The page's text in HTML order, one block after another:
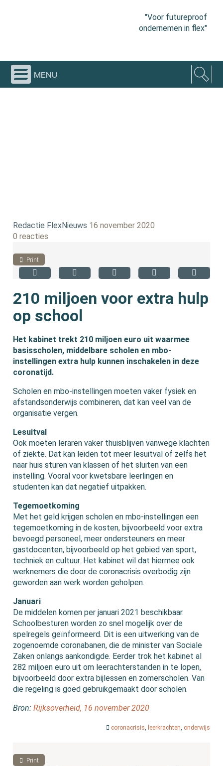
"Voor futureproof
ondernemen in flex"
menu
Redactie FlexNieuws 16 november 2020
0 reacties
Print
210 miljoen voor extra hulp
op school
Het kabinet trekt 210 miljoen euro uit waarmee
basisscholen, middelbare scholen en mbo-
instellingen extra hulp kunnen inschakelen in deze
coronatijd.
Scholen en mbo-instellingen moeten vaker fysiek en
afstandsonderwijs combineren, dat kan veel van de
organisatie vergen.
Lesuitval
Ook moeten leraren vaker thuisblijven vanwege klachten
of ziekte. Dat kan leiden tot meer lesuitval of zelfs het
naar huis sturen van klassen of het sluiten van een
instelling. Vooral voor kwetsbare leerlingen en
studenten kan dat negatief uitpakken.
Tegemoetkoming
Met het geld krijgen scholen en mbo-instellingen een
tegemoetkoming in de kosten, bijvoorbeeld voor extra
bevoegd personeel, meer ondersteuners en meer
gastdocenten, bijvoorbeeld op het gebied van sport,
techniek en cultuur. Het kabinet wil dat hiermee ook
werknemers die door de coronacrisis overbodig zijn
geworden aan werk worden geholpen.
Januari
De middelen komen per januari 2021 beschikbaar.
Schoolbesturen worden zo snel mogelijk over de
spelregels geïnformeerd. Dit is een uitwerking van de
zogenoemde coronabanen, die de minister van Sociale
Zaken onlangs aankondigde. Eerder trok het kabinet al
282 miljoen euro uit om leerachterstanden in te lopen,
bijvoorbeeld door extra bijlessen en zomerscholen. Van
die regeling is goed gebruikgemaakt door scholen.
Bron:Rijksoverheid, 16 november 2020
coronacrisis, leerkrachten, onderwijs
Print